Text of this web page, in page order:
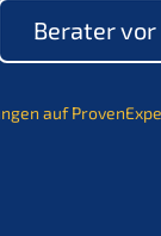
Berater vor
auf